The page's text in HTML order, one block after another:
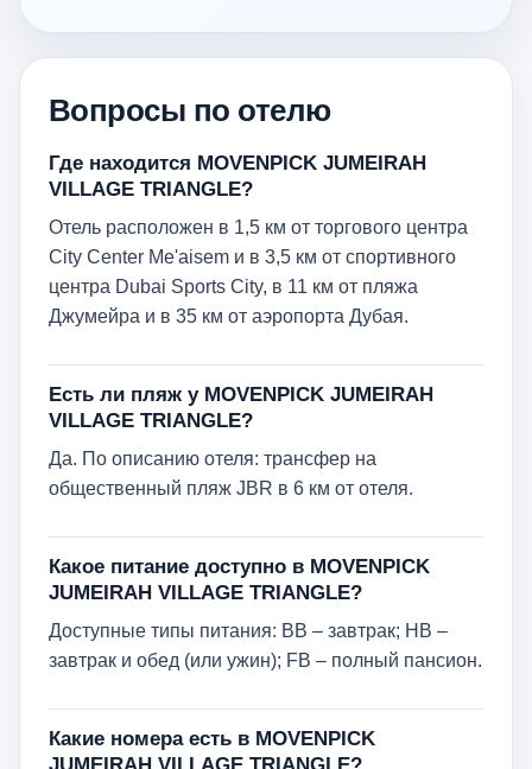
Вопросы по отелю
Где находится MOVENPICK JUMEIRAH
VILLAGE TRIANGLE?
Отель расположен в 1,5 км от торгового центра
City Center Me'aisem и в 3,5 км от спортивного
центра Dubai Sports City, в 11 км от пляжа
Джумейра и в 35 км от аэропорта Дубая.
Есть ли пляж у MOVENPICK JUMEIRAH
VILLAGE TRIANGLE?
Да. По описанию отеля: трансфер на
общественный пляж JBR в 6 км от отеля.
Какое питание доступно в MOVENPICK
JUMEIRAH VILLAGE TRIANGLE?
Доступные типы питания: BB – завтрак; HB –
завтрак и обед (или ужин); FB – полный пансион.
Какие номера есть в MOVENPICK